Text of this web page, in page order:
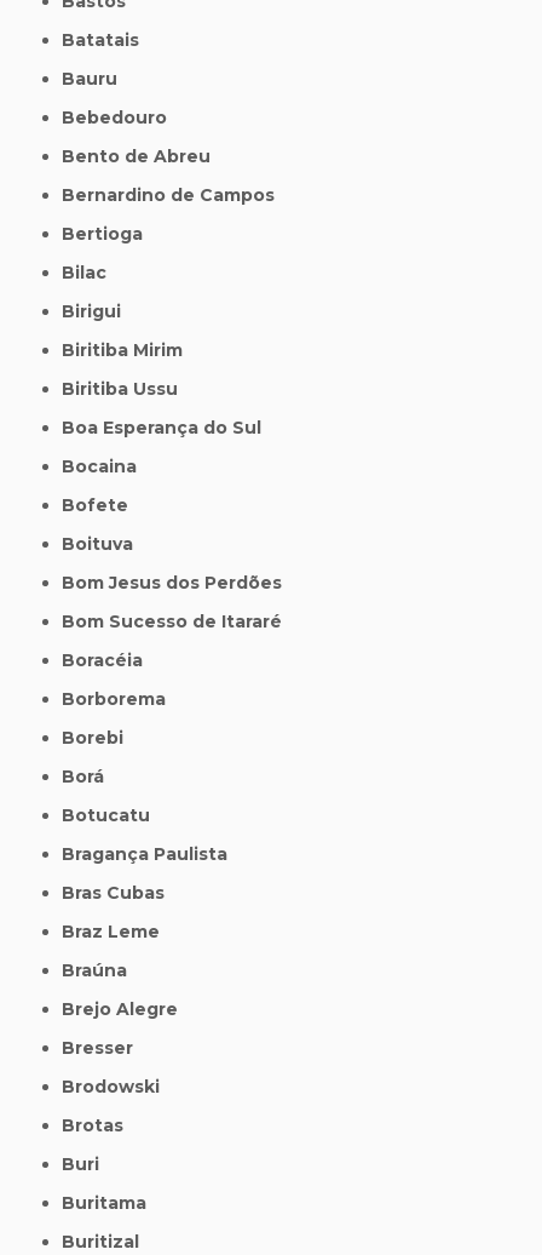
Batatais
Bauru
Bebedouro
Bento de Abreu
Bernardino de Campos
Bertioga
Bilac
Birigui
Biritiba Mirim
Biritiba Ussu
Boa Esperança do Sul
Bocaina
Bofete
Boituva
Bom Jesus dos Perdões
Bom Sucesso de Itararé
Boracéia
Borborema
Borebi
Borá
Botucatu
Bragança Paulista
Bras Cubas
Braz Leme
Braúna
Brejo Alegre
Bresser
Brodowski
Brotas
Buri
Buritama
Buritizal